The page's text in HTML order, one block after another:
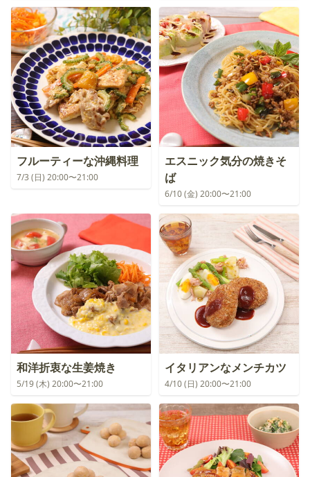
フルーティーな沖縄料理
7/3 (日) 20:00〜21:00
エスニック気分の焼きそ
ば
6/10 (金) 20:00〜21:00
和洋折衷な生姜焼き
5/19 (木) 20:00〜21:00
イタリアンなメンチカツ
4/10 (日) 20:00〜21:00